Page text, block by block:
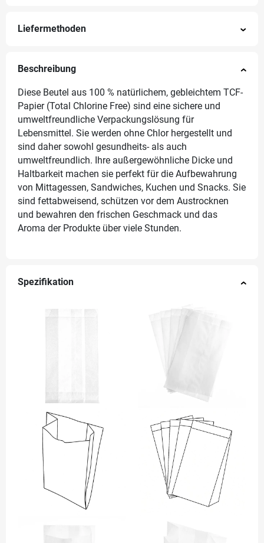
Liefermethoden
Beschreibung
Diese Beutel aus 100 % natürlichem, gebleichtem TCF-
Papier (Total Chlorine Free) sind eine sichere und
umweltfreundliche Verpackungslösung für
Lebensmittel. Sie werden ohne Chlor hergestellt und
sind daher sowohl gesundheits- als auch
umweltfreundlich. Ihre außergewöhnliche Dicke und
Haltbarkeit machen sie perfekt für die Aufbewahrung
von Mittagessen, Sandwiches, Kuchen und Snacks. Sie
sind fettabweisend, schützen vor dem Austrocknen
und bewahren den frischen Geschmack und das
Aroma der Produkte über viele Stunden.
Spezifikation